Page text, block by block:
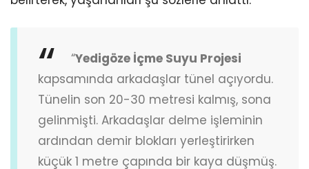
“Yedigöze İçme Suyu Projesi
kapsamında arkadaşlar tünel açıyordu.
Tünelin son 20-30 metresi kalmış, sona
gelinmişti. Arkadaşlar delme işleminin
ardından demir blokları yerleştirirken
küçük 1 metre çapında bir kaya düşmüş.